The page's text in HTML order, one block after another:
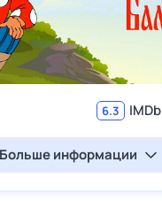
6.3 IMDb
Больше информации